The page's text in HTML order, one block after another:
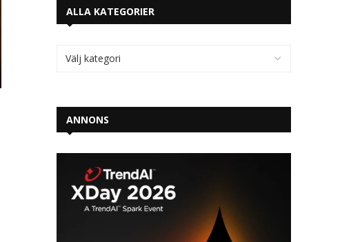
ALLA KATEGORIER
ANNONS